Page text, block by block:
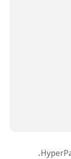
أعلنت ماستركارد عن تعاون جديد مع شركة HyperPay،